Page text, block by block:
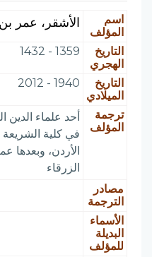
اسم
المؤلف
الأشقر، عمر
التاريخ
الهجري
1359 - 1432
التاريخ
الميلادي
1940 - 2012
ترجمة
المؤلف
أحد علماء
في كلية
الأردن، وبعدها
الزرقاء
مصادر
الترجمة
الأسماء
البديلة
للمؤلف